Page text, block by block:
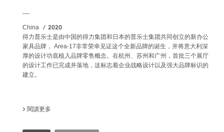
China 2020
得力普乐士是由中国的得力集团和日本的普乐士集团共同创立的新办公
家具品牌， Area-17非常荣幸见证这个全新品牌的诞生，并将意大利深
厚的设计功底植入品牌零售概念。在杭州、苏州和广州，首批三个展厅
的设计工作已完成并落地，这标志着企业战略设计以及强大品牌标识的
建立。
閱讀更多